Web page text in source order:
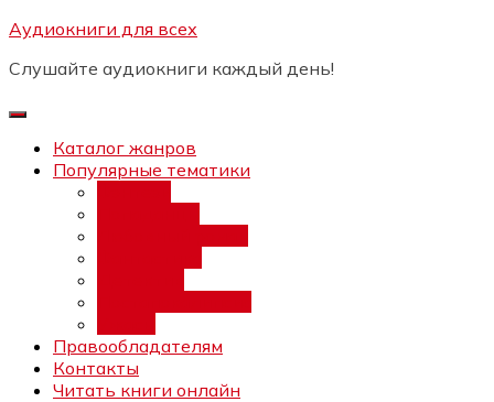
Перейти
содержимому
Аудиокниги для всех
Слушайте аудиокниги каждый день!
Каталог жанров
Популярные тематики
Правообладателям
Контакты
Читать книги онлайн
Бесплатный интенсив:
каналов"